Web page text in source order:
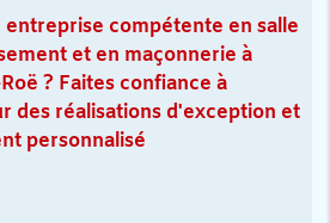
entreprise compétente en salle
et en maçonnerie à
? Faites confiance à
des réalisations d'exception et
personnalisé